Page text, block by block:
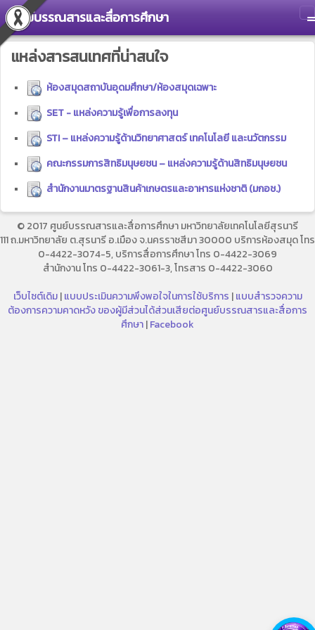
ศูนย์บรรณสารและสื่อการศึกษา
แหล่งสารสนเทศที่น่าสนใจ
ห้องสมุดสถาบันอุดมศึกษา/ห้องสมุดเฉพาะ
SET - แหล่งความรู้เพื่อการลงทุน
STI – แหล่งความรู้ด้านวิทยาศาสตร์ เทคโนโลยี และนวัตกรรม
คณะกรรมการสิทธิมนุษยชน – แหล่งความรู้ด้านสิทธิมนุษยชน
สำนักงานมาตรฐานสินค้าเกษตรและอาหารแห่งชาติ (มกอช.)​
© 2017 ศูนย์บรรณสารและสื่อการศึกษา มหาวิทยาลัยเทคโนโลยีสุรนารี
111 ถ.มหาวิทยาลัย ต.สุรนารี อ.เมือง จ.นครราชสีมา 30000 บริการห้องสมุด โทร
0-4422-3074-5, บริการสื่อการศึกษา โทร 0-4422-3069
สำนักงาน โทร 0-4422-3061-3, โทรสาร 0-4422-3060
เว็บไซต์เดิม|แบบประเมินความพึงพอใจในการใช้บริการ |แบบสำรวจความ
ต้องการความคาดหวัง ของผู้มีส่วนได้ส่วนเสียต่อศูนย์บรรณสารและสื่อการ
ศึกษา|Facebook